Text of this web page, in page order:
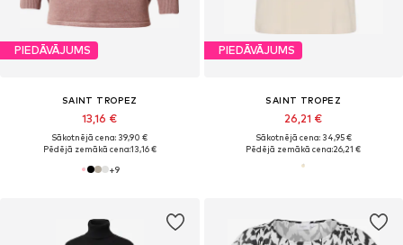
PIEDĀVĀJUMS
SAINT TROPEZ
13,16 €
Sākotnējā cena: 39,90 €
Pēdējā zemākā cena:13,16 €
+9
PIEDĀVĀJUMS
SAINT TROPEZ
26,21 €
Sākotnējā cena: 34,95 €
Pēdējā zemākā cena:26,21 €